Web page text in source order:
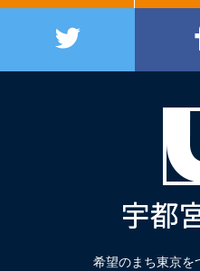
希望のまち東京を